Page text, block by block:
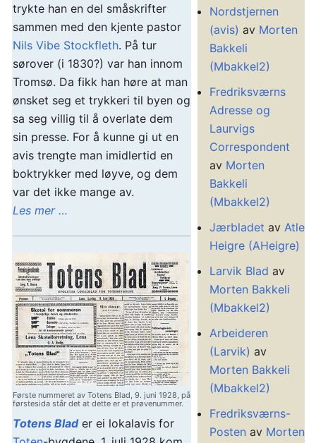
trykte han en del småskrifter
sammen med den kjente pastor
Nils Vibe Stockfleth. På tur
sørover (i 1830?) var han innom
Tromsø. Da fikk han høre at man
ønsket seg et trykkeri til byen og
sa seg villig til å overlate dem
sin presse. For å kunne gi ut en
avis trengte man imidlertid en
boktrykker med løyve, og dem
var det ikke mange av.
Les mer …
Første nummeret av Totens Blad, 9. juni 1928, på
førstesida står det at dette er et prøvenummer.
Totens Blader ei lokalavis for
Nordstjernen
(avis) av Morten
Bakkeli
(Mbakkel2)
Fredriksværns
Adresse og
Laurvigs
Correspondent
av Morten
Bakkeli
(Mbakkel2)
Jærbladet av Atle
Heigre (AHeigre)
Larvik Blad av
Morten Bakkeli
(Mbakkel2)
Arbeideren
(Larvik) av
Morten Bakkeli
(Mbakkel2)
Fredriksværns-
Posten av Morten